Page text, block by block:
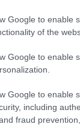
Google to enable
of the
Google to enable
Google to enable
including
fraud
του